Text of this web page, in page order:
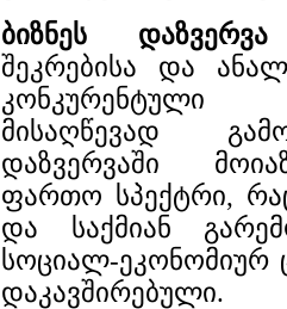
ბიზნეს დაზვერვა
შეკრებისა და
მისაღწევად
დაზვერვაში
ფართო სპექტრი,
და საქმიან
სოციალ-ეკონომიურ
დაკავშირებული.